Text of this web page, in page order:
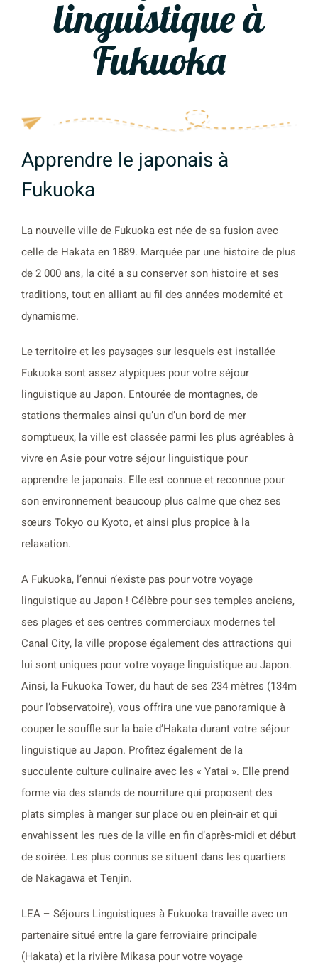
linguistique à
Fukuoka
Apprendre le japonais à
Fukuoka
La nouvelle ville de Fukuoka est née de sa fusion avec
celle de Hakata en 1889. Marquée par une histoire de plus
de 2 000 ans, la cité a su conserver son histoire et ses
traditions, tout en alliant au fil des années modernité et
dynamisme.
Le territoire et les paysages sur lesquels est installée
Fukuoka sont assez atypiques pour votre séjour
linguistique au Japon. Entourée de montagnes, de
stations thermales ainsi qu’un d’un bord de mer
somptueux, la ville est classée parmi les plus agréables à
vivre en Asie pour votre séjour linguistique pour
apprendre le japonais. Elle est connue et reconnue pour
son environnement beaucoup plus calme que chez ses
sœurs Tokyo ou Kyoto, et ainsi plus propice à la
relaxation.
A Fukuoka, l’ennui n’existe pas pour votre voyage
linguistique au Japon ! Célèbre pour ses temples anciens,
ses plages et ses centres commerciaux modernes tel
Canal City, la ville propose également des attractions qui
lui sont uniques pour votre voyage linguistique au Japon.
Ainsi, la Fukuoka Tower, du haut de ses 234 mètres (134m
pour l’observatoire), vous offrira une vue panoramique à
couper le souffle sur la baie d’Hakata durant votre séjour
linguistique au Japon. Profitez également de la
succulente culture culinaire avec les « Yatai ». Elle prend
forme via des stands de nourriture qui proposent des
plats simples à manger sur place ou en plein-air et qui
envahissent les rues de la ville en fin d’après-midi et début
de soirée. Les plus connus se situent dans les quartiers
de Nakagawa et Tenjin.
LEA – Séjours Linguistiques à Fukuoka travaille avec un
partenaire situé entre la gare ferroviaire principale
(Hakata) et la rivière Mikasa pour votre voyage